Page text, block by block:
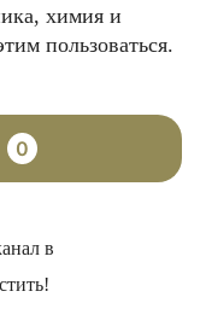
химия и
пользоваться.
0
в